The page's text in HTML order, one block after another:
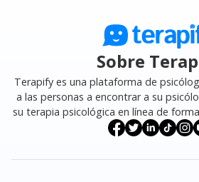
Sobre
Terapify es una plataforma de
a las personas a encontrar a su
su terapia psicológica en línea de